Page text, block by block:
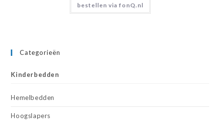
€199.00.
€171.99.
bestellen via fonQ.nl
Categorieën
Kinderbedden
Hemelbedden
Hoogslapers